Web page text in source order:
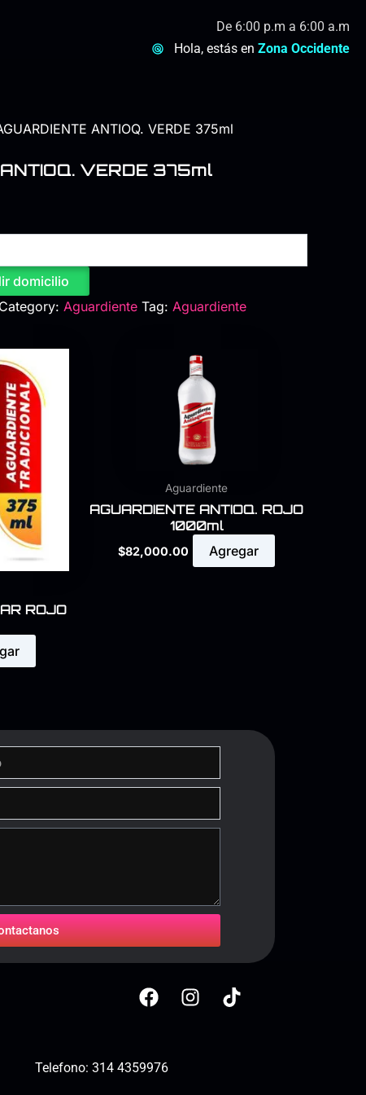
De 6:00 p.m a 6:00 a.m
Hola, estás en Zona Occidente
ANTIOQ. VERDE 375ml
VERDE 375ml
domicilio
Category: Aguardiente Tag: Aguardiente
ROJO
Aguardiente
AGUARDIENTE ANTIOQ. ROJO
1000ml
$82,000.00 Agregar
Telefono: 314 4359976